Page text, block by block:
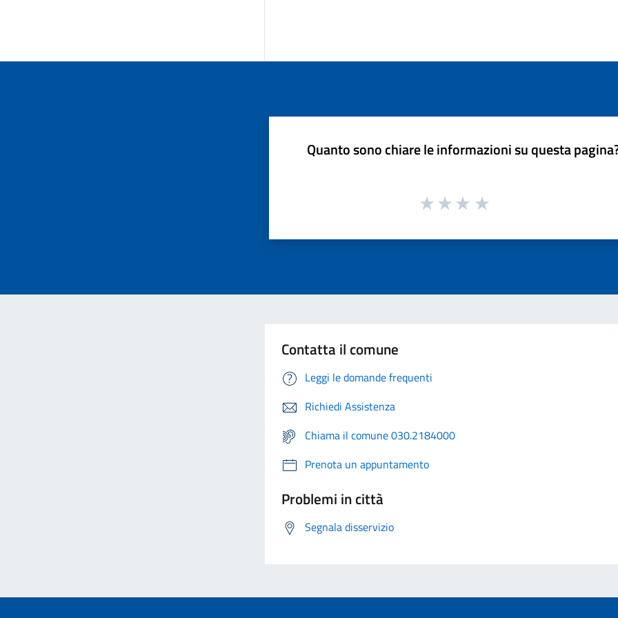
Quanto sono chiare le informazioni su questa
Contatta il comune
Leggi le domande frequenti
Richiedi Assistenza
Chiama il comune 030.2184000
Prenota un appuntamento
Problemi in città
Segnala disservizio